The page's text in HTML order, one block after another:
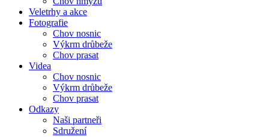
Veletrhy a akce
Fotografie
Chov nosnic
Výkrm drůbeže
Chov prasat
Videa
Chov nosnic
Výkrm drůbeže
Chov prasat
Odkazy
Naši partneři
Sdružení